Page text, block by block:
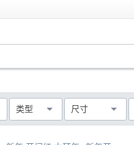
尺寸
类型
AI PPT EPS
WMF MOV